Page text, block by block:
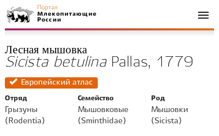
Портал
Млекопитающие
России
Лесная мышовка
Sicista betulina Pallas, 1779
Европейский атлас
Отряд
Грызуны
(Rodentia)
Семейство
Мышовковые
(Sminthidae)
Род
Мышовки
(Sicista)